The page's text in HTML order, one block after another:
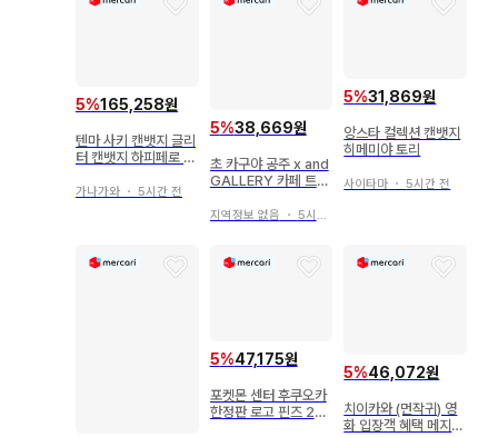
5%165,258원
텐마 사키 캔뱃지 글리
터 캔뱃지 하피페로 프
가나가와 ・ 5시간 전
5%38,669원
초 카구야 공주 x and
GALLERY 카페 트레
카구야
지역정보 없음 ・ 5시간 전
5%31,869원
앙스타 컬렉션 캔뱃지
히메미야 토리
사이타마 ・5시간 전
5%47,175원
포켓몬 센터 후쿠오카
한정판 로고 핀즈 2개
5%46,072원
치이카와 (먼작귀) 영
화 입장객 혜택 메지루